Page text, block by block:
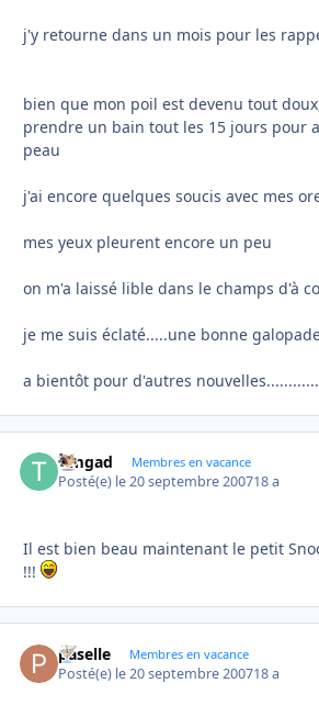
j'y retourne dans un mois pour les
bien que mon poil est devenu tout
prendre un bain tout les 15 jours pour
peau
j'ai encore quelques soucis avec mes
mes yeux pleurent encore un peu
on m'a laissé lible dans le champs d'à
je me suis éclaté.....une bonne
a bientôt pour d'autres
timgad Membres en vacance
Posté(e) le 20 septembre 200718 a
Il est bien beau maintenant le petit
!!!
paselle Membres en vacance
Posté(e) le 20 septembre 200718 a